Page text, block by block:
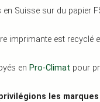
Suisse sur du papier
imprimante est recyclé
en Pro-Climat pour
les